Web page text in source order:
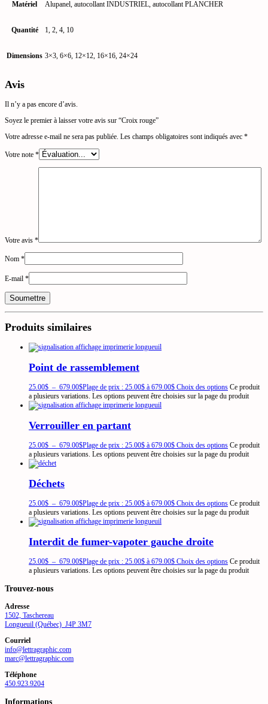
Matériel Alupanel, autocollant INDUSTRIEL, autocollant PLANCHER
Quantité 1, 2, 4, 10
Dimensions 3×3, 6×6, 12×12, 16×16, 24×24
Avis
Il n’y a pas encore d’avis.
Soyez le premier à laisser votre avis sur “Croix rouge”
Votre adresse e-mail ne sera pas publiée. Les champs obligatoires sont indiqués avec *
Votre note *
Votre avis *
Nom *
E-mail *
Produits similaires
Point de rassemblement
25.00$ – 679.00$Plage de prix : 25.00$ à 679.00$ Choix des options Ce produit
a plusieurs variations. Les options peuvent être choisies sur la page du produit
Verrouiller en partant
25.00$ – 679.00$Plage de prix : 25.00$ à 679.00$ Choix des options Ce produit
a plusieurs variations. Les options peuvent être choisies sur la page du produit
Déchets
25.00$ – 679.00$Plage de prix : 25.00$ à 679.00$ Choix des options Ce produit
a plusieurs variations. Les options peuvent être choisies sur la page du produit
Interdit de fumer-vapoter gauche droite
25.00$ – 679.00$Plage de prix : 25.00$ à 679.00$ Choix des options Ce produit
a plusieurs variations. Les options peuvent être choisies sur la page du produit
Trouvez-nous
Adresse
1502, Taschereau
Longueuil (Québec) J4P 3M7
Courriel
info@lettragraphic.com
marc@lettragraphic.com
Téléphone
450.923.9204
Informations